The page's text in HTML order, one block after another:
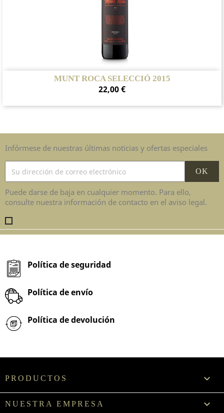
MUNT ROCA SELECCIÓ 2015
Precio
22,00 €
Infórmese de nuestras últimas noticias y ofertas especiales
Puede darse de baja en cualquier momento. Para ello,
consulte nuestra información de contacto en el aviso legal.
Política de seguridad
Política de envío
Política de devolución
PRODUCTOS 
NUESTRA EMPRESA 